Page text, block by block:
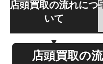
店頭買取の流れにつ
いて
店頭買取の